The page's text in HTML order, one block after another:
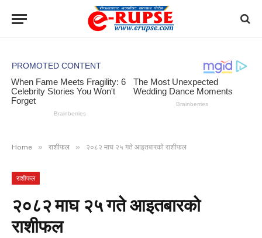
Home » राशीफल » २०८२ माघ २५ गते आइतबारको राशीफल
राशीफल
२०८२ माघ २५ गते आइतबारको
राशीफल